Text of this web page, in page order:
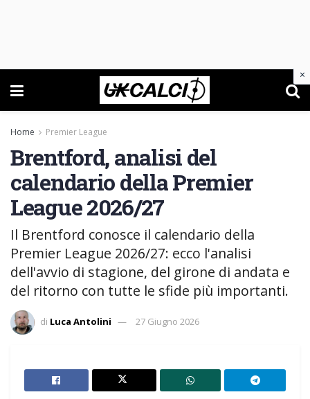
Home Premier League
Brentford, analisi del
calendario della Premier
League 2026/27
Il Brentford conosce il calendario della
Premier League 2026/27: ecco l'analisi
dell'avvio di stagione, del girone di andata e
del ritorno con tutte le sfide più importanti.
di Luca Antolini 27 Giugno 2026
×